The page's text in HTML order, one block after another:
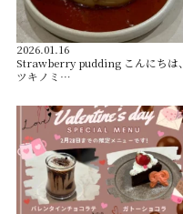
2026.01.16
Strawberry pudding こんにちは、
ツキノミ…